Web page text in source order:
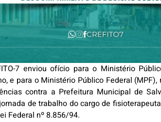
7 enviou ofício para o Ministério
e para o Ministério Público Federal
contra a Prefeitura Municipal de
de trabalho do cargo de
Federal nº 8.856/94.